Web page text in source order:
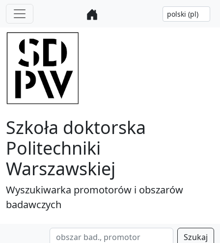
Szkoła doktorska
Politechniki
Warszawskiej
Wyszukiwarka promotorów i obszarów
badawczych
Szukaj